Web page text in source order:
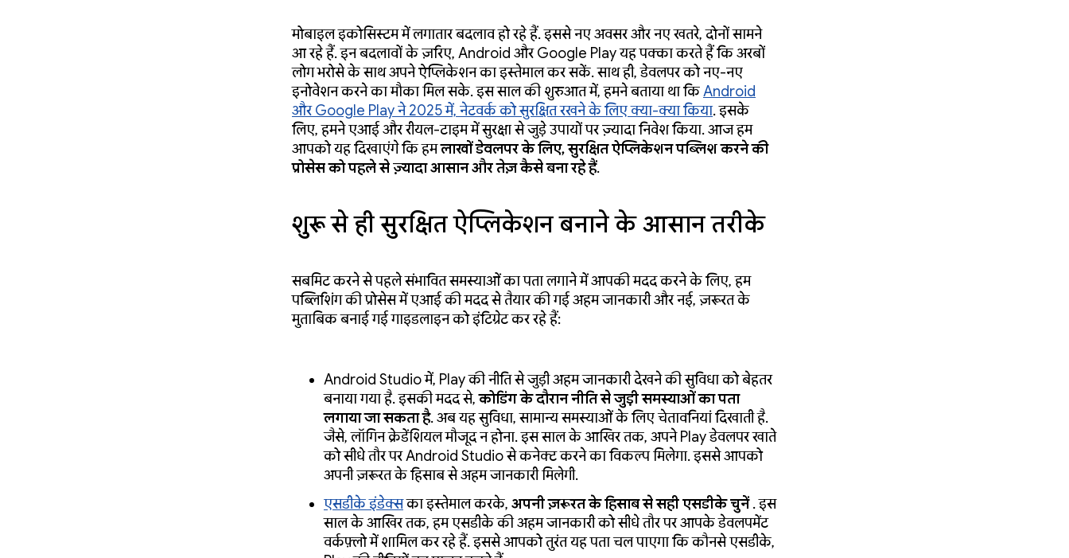
मोबाइल इकोसिस्टम में लगातार बदलाव हो रहे हैं. इससे नए अवसर और नए खतरे, दोनों सामने
आ रहे हैं. इन बदलावों के ज़रिए, Android और Google Play यह पक्का करते हैं कि अरबों
लोग भरोसे के साथ अपने ऐप्लिकेशन का इस्तेमाल कर सकें. साथ ही, डेवलपर को नए-नए
इनोवेशन करने का मौका मिल सके. इस साल की शुरुआत में, हमने बताया था किAndroid
और Google Play ने 2025 में, नेटवर्क को सुरक्षित रखने के लिए क्या-क्या किया. इसके
लिए, हमने एआई और रीयल-टाइम में सुरक्षा से जुड़े उपायों पर ज़्यादा निवेश किया. आज हम
आपको यह दिखाएंगे कि हमलाखों डेवलपर के लिए, सुरक्षित ऐप्लिकेशन पब्लिश करने की
प्रोसेस को पहले से ज़्यादा आसान और तेज़ कैसे बना रहे हैं.
शुरू से ही सुरक्षित ऐप्लिकेशन बनाने के आसान तरीके
सबमिट करने से पहले संभावित समस्याओं का पता लगाने में आपकी मदद करने के लिए, हम
पब्लिशिंग की प्रोसेस में एआई की मदद से तैयार की गई अहम जानकारी और नई, ज़रूरत के
मुताबिक बनाई गई गाइडलाइन को इंटिग्रेट कर रहे हैं:
Android Studio में, Play की नीति से जुड़ी अहम जानकारी देखने की सुविधा को बेहतर
बनाया गया है. इसकी मदद से,कोडिंग के दौरान नीति से जुड़ी समस्याओं का पता
लगाया जा सकता है. अब यह सुविधा, सामान्य समस्याओं के लिए चेतावनियां दिखाती है.
जैसे, लॉगिन क्रेडेंशियल मौजूद न होना. इस साल के आखिर तक, अपने Play डेवलपर खाते
को सीधे तौर पर Android Studio से कनेक्ट करने का विकल्प मिलेगा. इससे आपको
अपनी ज़रूरत के हिसाब से अहम जानकारी मिलेगी.
एसडीके इंडेक्सका इस्तेमाल करके, अपनी ज़रूरत के हिसाब से सही एसडीके चुनें. इस
साल के आखिर तक, हम एसडीके की अहम जानकारी को सीधे तौर पर आपके डेवलपमेंट
वर्कफ़्लो में शामिल कर रहे हैं. इससे आपको तुरंत यह पता चल पाएगा कि कौनसे एसडीके,